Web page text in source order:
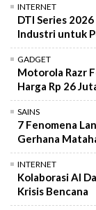
INTERNET
DTI Series
Industri untuk
GADGET
Motorola Razr
Harga Rp 26
SAINS
7 Fenomena
Gerhana
INTERNET
Kolaborasi AI
Krisis Bencana